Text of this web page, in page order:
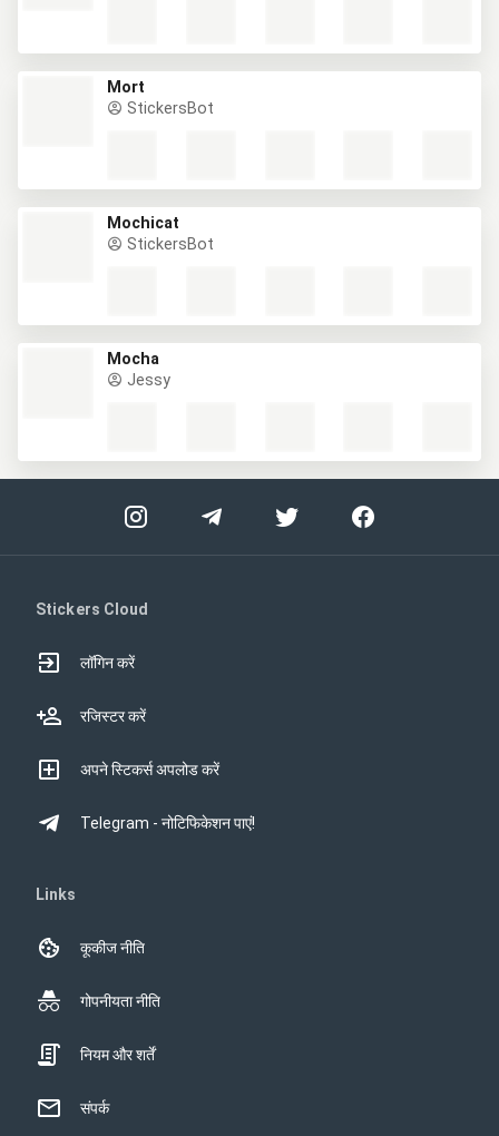
Mort
StickersBot
Mochicat
StickersBot
Mocha
Jessy
Stickers Cloud
लॉगिन करें
रजिस्टर करें
अपने स्टिकर्स अपलोड करें
Telegram - नोटिफिकेशन पाएं!
Links
कूकीज नीति
गोपनीयता नीति
नियम और शर्तें
संपर्क